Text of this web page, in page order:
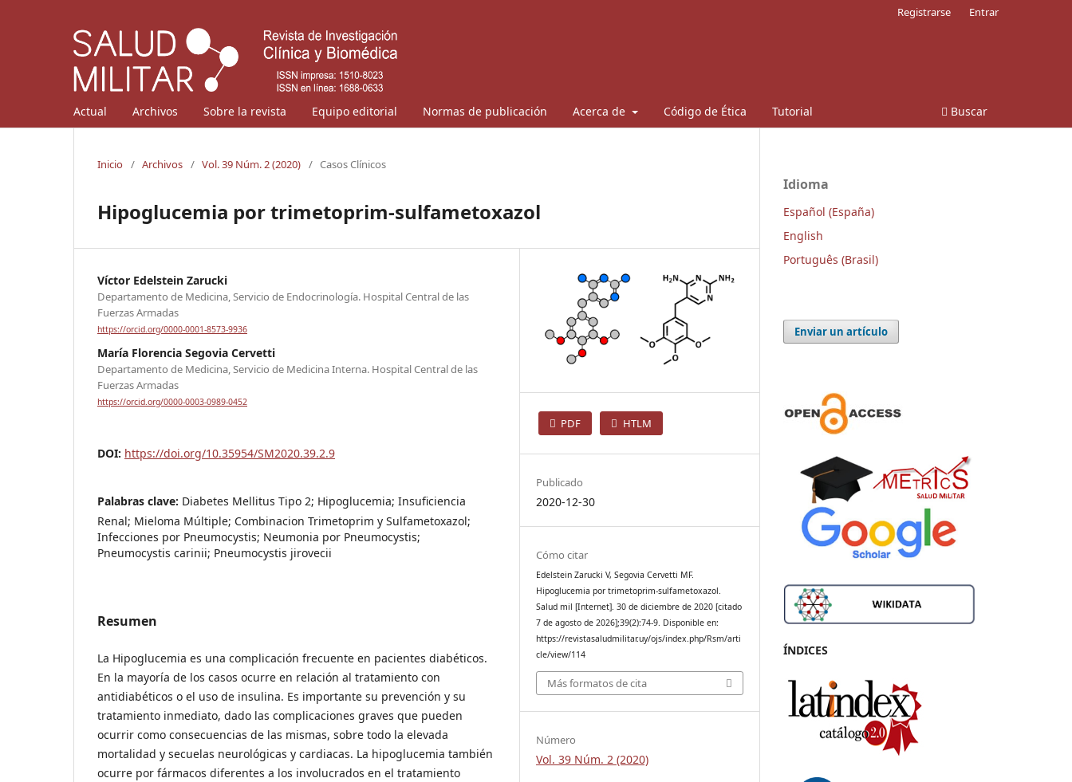
Actual Archivos Sobre la revista Equipo editorial Normas de publicación Acerca de Código de Ética Tutorial Buscar
Registrarse Entrar
Inicio / Archivos / Vol. 39 Núm. 2 (2020) / Casos Clínicos
Hipoglucemia por trimetoprim-sulfametoxazol
Víctor Edelstein Zarucki
Departamento de Medicina, Servicio de Endocrinología. Hospital Central de las
Fuerzas Armadas
https://orcid.org/0000-0001-8573-9936
María Florencia Segovia Cervetti
Departamento de Medicina, Servicio de Medicina Interna. Hospital Central de las
Fuerzas Armadas
https://orcid.org/0000-0003-0989-0452
DOI: https://doi.org/10.35954/SM2020.39.2.9
Palabras clave: Diabetes Mellitus Tipo 2; Hipoglucemia; Insuficiencia
Renal; Mieloma Múltiple; Combinacion Trimetoprim y Sulfametoxazol;
Infecciones por Pneumocystis; Neumonia por Pneumocystis;
Pneumocystis carinii; Pneumocystis jirovecii
Resumen
La Hipoglucemia es una complicación frecuente en pacientes diabéticos.
En la mayoría de los casos ocurre en relación al tratamiento con
antidiabéticos o el uso de insulina. Es importante su prevención y su
tratamiento inmediato, dado las complicaciones graves que pueden
ocurrir como consecuencias de las mismas, sobre todo la elevada
mortalidad y secuelas neurológicas y cardiacas. La hipoglucemia también
ocurre por fármacos diferentes a los involucrados en el tratamiento
PDF HTLM
Publicado
2020-12-30
Cómo citar
Edelstein Zarucki V, Segovia Cervetti MF.
Hipoglucemia por trimetoprim-sulfametoxazol.
Salud mil [Internet]. 30 de diciembre de 2020 [citado
7 de agosto de 2026];39(2):74-9. Disponible en:
https://revistasaludmilitar.uy/ojs/index.php/Rsm/arti
cle/view/114
Más formatos de cita
Número
Vol. 39 Núm. 2 (2020)
Idioma
Español (España)
English
Português (Brasil)
Enviar un artículo
ÍNDICES